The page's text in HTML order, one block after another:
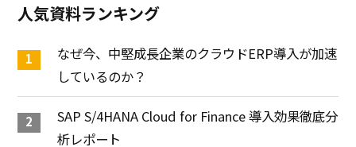
人気資料ランキング
なぜ今、中堅成長企業のクラウドERP導入が加速
しているのか？
SAP S/4HANA Cloud for Finance 導入効果徹底分
析レポート